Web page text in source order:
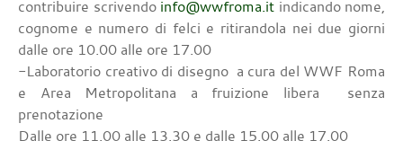
contribuire scrivendo info@wwfroma.it indicando nome,
cognome e numero di felci e ritirandola nei due giorni
dalle ore 10.00 alle ore 17.00
-Laboratorio creativo di disegno a cura del WWF Roma
e Area Metropolitana a fruizione libera senza
prenotazione
Dalle ore 11.00 alle 13.30 e dalle 15.00 alle 17.00